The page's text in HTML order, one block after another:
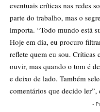
eventuais críticas nas redes
parte do trabalho, mas o
importa. “Todo mundo está
Hoje em dia, eu procuro
reflete quem eu sou. Críticas
ouvir, mas quando o tom é
e deixo de lado. Também
comentários que decido ler”,
-